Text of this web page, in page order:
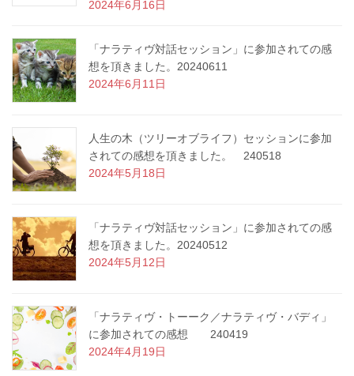
2024年6月16日
「ナラティヴ対話セッション」に参加されての感
想を頂きました。20240611
2024年6月11日
人生の木（ツリーオブライフ）セッションに参加
されての感想を頂きました。 240518
2024年5月18日
「ナラティヴ対話セッション」に参加されての感
想を頂きました。20240512
2024年5月12日
「ナラティヴ・トーーク／ナラティヴ・バディ」
に参加されての感想 240419
2024年4月19日